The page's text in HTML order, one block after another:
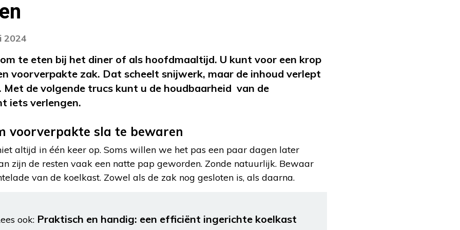
2024
te eten bij het diner of als hoofdmaaltijd. U kunt voor een krop
voorverpakte zak. Dat scheelt snijwerk, maar de inhoud verlept
Met de volgende trucs kunt u de houdbaarheid van de
iets verlengen.
voorverpakte sla te bewaren
altijd in één keer op. Soms willen we het pas een paar dagen later
zijn de resten vaak een natte pap geworden. Zonde natuurlijk. Bewaar
van de koelkast. Zowel als de zak nog gesloten is, als daarna.
ook: Praktisch en handig: een efficiënt ingerichte koelkast